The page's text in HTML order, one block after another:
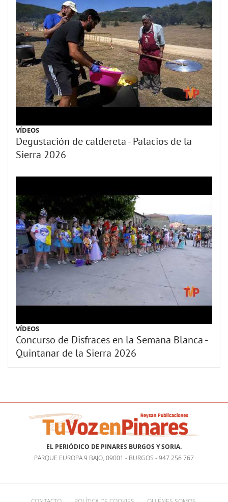
VÍDEOS
Degustación de caldereta - Palacios de la
Sierra 2026
VÍDEOS
Concurso de Disfraces en la Semana Blanca -
Quintanar de la Sierra 2026
EL PERIÓDICO DE PINARES BURGOS Y SORIA.
PARQUE EUROPA 9 BAJO, 09001 - BURGOS - 947 256 767